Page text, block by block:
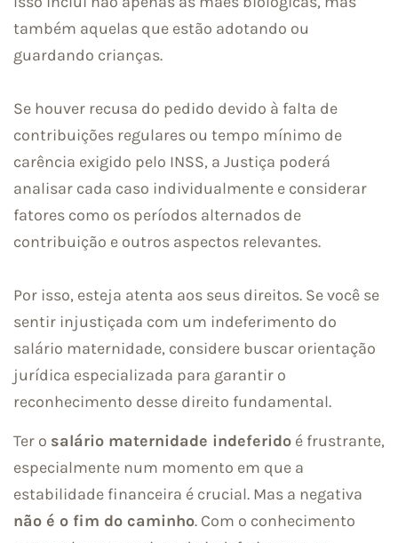
também aquelas que estão adotando ou
guardando crianças.
Se houver recusa do pedido devido à falta de
contribuições regulares ou tempo mínimo de
carência exigido pelo INSS, a Justiça poderá
analisar cada caso individualmente e considerar
fatores como os períodos alternados de
contribuição e outros aspectos relevantes.
Por isso, esteja atenta aos seus direitos. Se você se
sentir injustiçada com um indeferimento do
salário maternidade, considere buscar orientação
jurídica especializada para garantir o
reconhecimento desse direito fundamental.
Ter o salário maternidade indeferido é frustrante,
especialmente num momento em que a
estabilidade financeira é crucial. Mas a negativa
não é o fim do caminho. Com o conhecimento